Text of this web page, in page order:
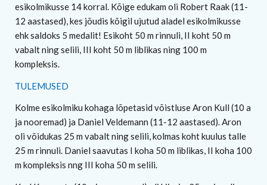
esikolmikusse 14 korral. Kõige edukam oli Robert Raak (11-
12 aastased), kes jõudis kõigil ujutud aladel esikolmikusse
ehk saldoks 5 medalit! Esikoht 50 m rinnuli, II koht 50 m
vabalt ning selili, III koht 50 m liblikas ning 100 m
kompleksis.
TULEMUSED
Kolme esikolmiku kohaga lõpetasid võistluse Aron Kull (10 a
ja nooremad) ja Daniel Veldemann (11-12 aastased). Aron
oli võidukas 25 m vabalt ning selili, kolmas koht kuulus talle
25 m rinnuli. Daniel saavutas I koha 50 m liblikas, II koha 100
m kompleksis nng III koha 50 m selili.